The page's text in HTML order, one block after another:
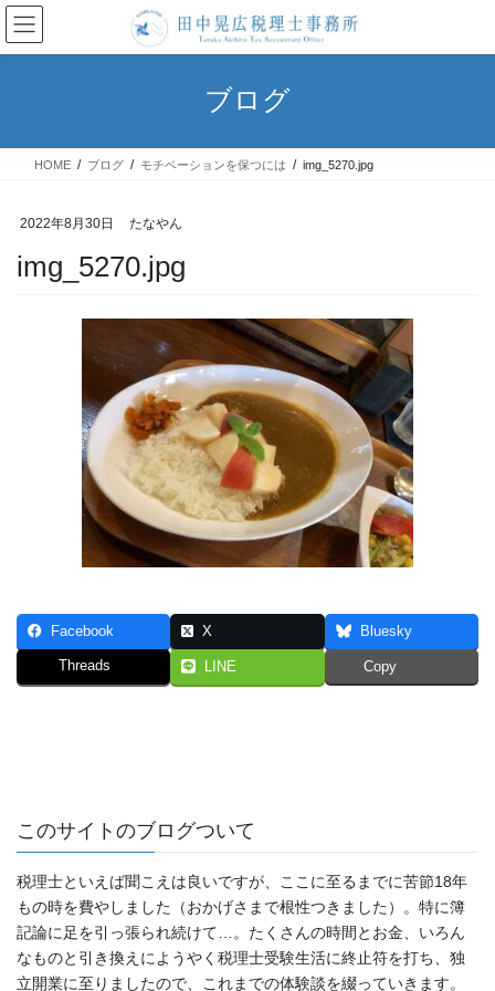
コ
ン
テ
ス
ナ
ビ
ゲ
ン
ブログ
HOME ブログ モチベーションを保つには img_5270.jpg
2022年8月30日 たなやん
img_5270.jpg
Facebook X Bluesky
Threads LINE Copy
このサイトのブログついて
税理士といえば聞こえは良いですが、ここに至るまでに苦節18年
もの時を費やしました（おかげさまで根性つきました）。特に簿
記論に足を引っ張られ続けて…。たくさんの時間とお金、いろん
なものと引き換えにようやく税理士受験生活に終止符を打ち、独
立開業に至りましたので、これまでの体験談を綴っていきます。